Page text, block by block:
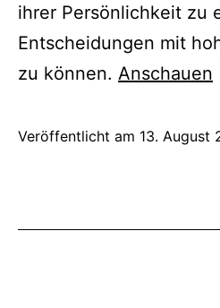
ihrer Persönlichkeit zu
Entscheidungen mit
zu können. Anschauen
Veröffentlicht am 13. August